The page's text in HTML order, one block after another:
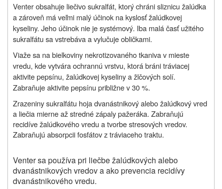
Venter obsahuje liečivo sukralfát, ktorý chráni sliznicu žalúdka
a zároveň má veľmi malý účinok na kyslosť žalúdkovej
kyseliny. Jeho účinok nie je systémový. Iba malá časť užitého
sukralfátu sa vstrebáva a vylučuje obličkami.
Viaže sa na bielkoviny nekrotizovaného tkaniva v mieste
vredu, kde vytvára ochrannú vrstvu, ktorá bráni tráviacej
aktivite pepsínu, žalúdkovej kyseliny a žlčových solí.
Zabraňuje aktivite pepsínu približne v 30 %.
Zrazeniny sukralfátu hoja dvanástnikový alebo žalúdkový vred
a liečia mierne až stredné zápaly pažeráka. Zabraňujú
recidíve žalúdkového vredu a tvorbe stresových vredov.
Zabraňujú absorpcii fosfátov z tráviaceho traktu.
Venter sa používa pri liečbe žalúdkových alebo
dvanástnikových vredov a ako prevencia recidívy
dvanástnikového vredu.